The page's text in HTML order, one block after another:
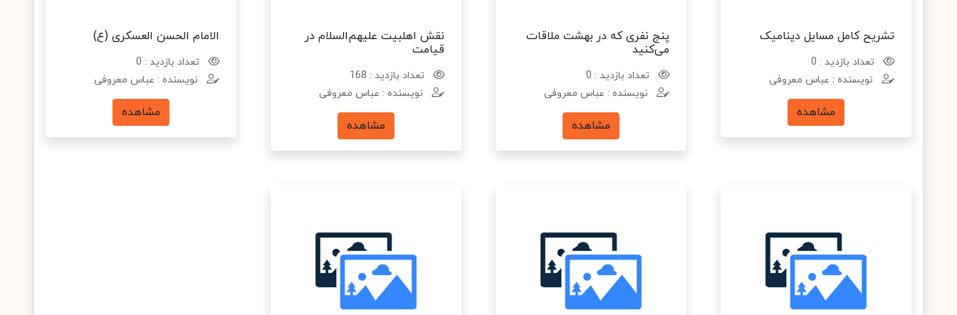
تشریح کامل مسایل دینامیک
تعداد بازدید : 0
نویسنده : عباس معروفی
مشاهده
پنج نفری که در بهشت ملاقات
می‌کنید
تعداد بازدید : 0
نویسنده : عباس معروفی
مشاهده
نقش اهلبیت علیهم‌السلام در
قیامت
تعداد بازدید : 168
نویسنده : عباس معروفی
مشاهده
الامام الحسن العسکری (ع)
تعداد بازدید : 0
نویسنده : عباس معروفی
مشاهده